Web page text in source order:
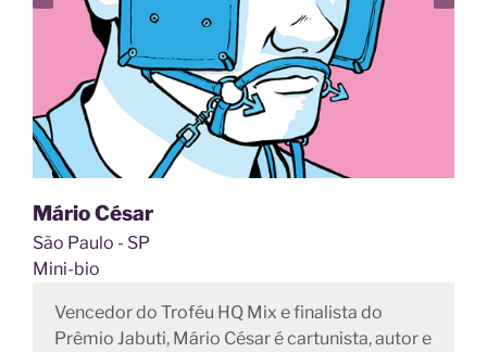
Mário César
São Paulo - SP
Mini-bio
Vencedor do Troféu HQ Mix e finalista do
Prêmio Jabuti, Mário César é cartunista, autor e